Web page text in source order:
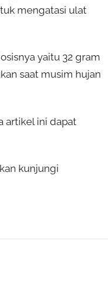
mengatasi ulat
yaitu 32 gram
saat musim hujan
artikel ini dapat
kunjungi